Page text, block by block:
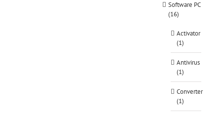
Software PC
(16)
Activator
(1)
Antivirus
(1)
Converter
(1)